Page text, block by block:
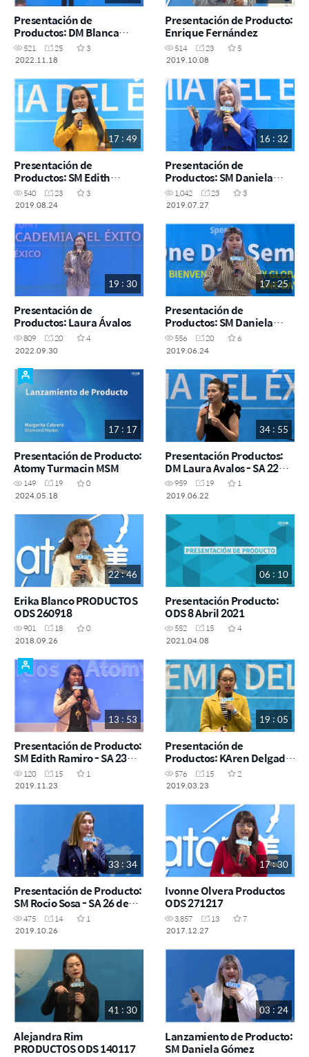
Presentación de
Productos: DM Blanca
Villalonga
521 25
3
2022.11.18
Presentación de Producto:
Enrique Fernández
514 23
5
2019.10.08
17 : 49
Presentación de
Productos: SM Edith
Ramiro - SA 24 agosto 2019
540 23
3
2019.08.24
16 : 32
Presentación de
Productos: SM Daniela
Gomez - SA 27 Julio
1,042 23
3
2019.07.27
19 : 30
Presentación de
Productos: Laura Ávalos
809 20
4
2022.09.30
17 : 25
Presentación de
Productos: SM Daniela
Gómez
556 20
6
2019.06.24
17 : 17
Presentación de Producto:
Atomy Turmacin MSM
149 19
0
2024.05.18
34 : 55
Presentación Productos:
DM Laura Avalos - SA 22
Junio 2019
959 19
1
2019.06.22
22 : 46
Erika Blanco PRODUCTOS
ODS 260918
901 18
0
2018.09.26
06 : 10
Presentación Producto:
ODS 8 Abril 2021
552 15
4
2021.04.08
13 : 53
Presentación de Producto:
SM Edith Ramiro - SA 23
noviembre CDMX
120 15
1
2019.11.23
19 : 05
Presentación de
Productos: KAren Delgado
- SA 23 Marzo
576 15
2
2019.03.23
33 : 34
Presentación de Producto:
SM Rocio Sosa - SA 26 de
octubre 2019
475 14
1
2019.10.26
17 : 30
Ivonne Olvera Productos
ODS 271217
3,857 13
7
2017.12.27
41 : 30
Alejandra Rim
PRODUCTOS ODS 140117
03 : 24
Lanzamiento de Producto:
SM Daniela Gómez